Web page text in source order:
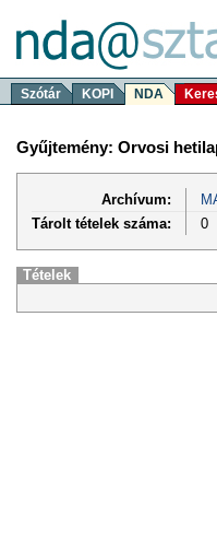
Szótár KOPI NDA
Gyűjtemény: Orvosi
Archívum:
Tárolt tételek száma:
0
Tételek